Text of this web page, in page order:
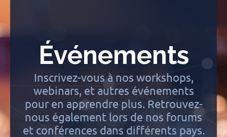
Luxembourg
EN
FR
Spain
ES
Switzerland
DE EN
FR
Netherlands
NL
Luxembourg
EN
FR
Spain
ES
Switzerland
DE EN
FR
Netherlands
NL
Événements
Inscrivez-vous à nos workshops,
webinars, et autres événements
pour en apprendre plus. Retrouvez-
nous également lors de nos forums
et conférences dans différents pays.